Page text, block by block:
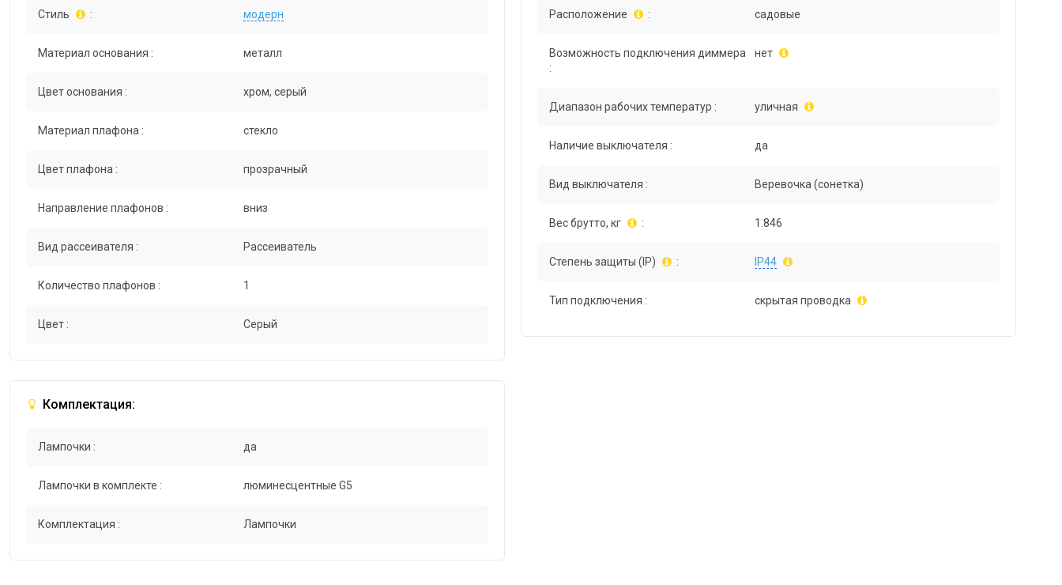
Стиль : модерн
Материал основания : металл
Цвет основания : хром, серый
Материал плафона : стекло
Цвет плафона : прозрачный
Направление плафонов : вниз
Вид рассеивателя : Рассеиватель
Количество плафонов : 1
Цвет : Серый
Расположение : садовые
Возможность подключения диммера
:
нет
Диапазон рабочих температур : уличная
Наличие выключателя : да
Вид выключателя : Веревочка (сонетка)
Вес брутто, кг : 1.846
Степень защиты (IP) : IP44
Тип подключения : скрытая проводка
Комплектация:
Лампочки : да
Лампочки в комплекте : люминесцентные G5
Комплектация : Лампочки